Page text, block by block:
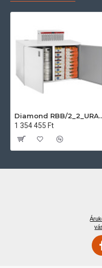
Diamond RBB/
1 354 455 Ft